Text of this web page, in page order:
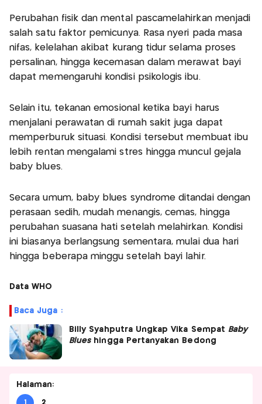
Perubahan fisik dan mental pascamelahirkan menjadi
salah satu faktor pemicunya. Rasa nyeri pada masa
nifas, kelelahan akibat kurang tidur selama proses
persalinan, hingga kecemasan dalam merawat bayi
dapat memengaruhi kondisi psikologis ibu.
Selain itu, tekanan emosional ketika bayi harus
menjalani perawatan di rumah sakit juga dapat
memperburuk situasi. Kondisi tersebut membuat ibu
lebih rentan mengalami stres hingga muncul gejala
baby blues.
Secara umum, baby blues syndrome ditandai dengan
perasaan sedih, mudah menangis, cemas, hingga
perubahan suasana hati setelah melahirkan. Kondisi
ini biasanya berlangsung sementara, mulai dua hari
hingga beberapa minggu setelah bayi lahir.
Data WHO
Baca Juga :
Billy Syahputra Ungkap Vika Sempat Baby
Blueshingga Pertanyakan Bedong
Halaman:
1 2